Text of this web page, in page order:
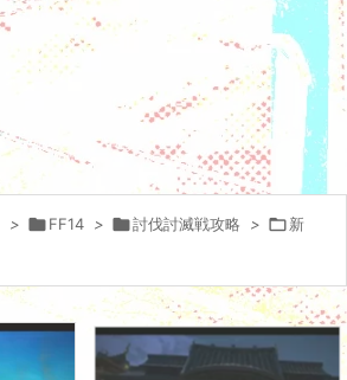
> FF14 > 討伐討滅戦攻略 > 新